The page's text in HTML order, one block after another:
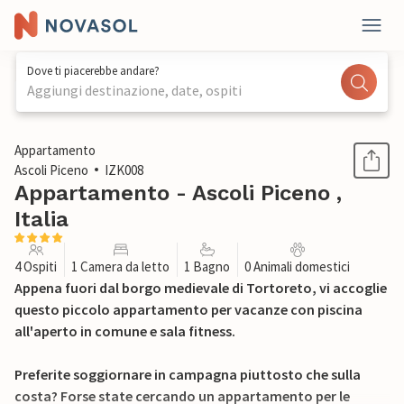
Dove ti piacerebbe andare?
Aggiungi destinazione, date, ospiti
1 / 17
Appartamento
Ascoli Piceno
IZK008
Appartamento - Ascoli Piceno ,
Italia
4 Ospiti 1 Camera da letto 1 Bagno 0 Animali domestici
Appena fuori dal borgo medievale di Tortoreto, vi accoglie
questo piccolo appartamento per vacanze con piscina
all'aperto in comune e sala fitness.
Preferite soggiornare in campagna piuttosto che sulla
costa? Forse state cercando un appartamento per le